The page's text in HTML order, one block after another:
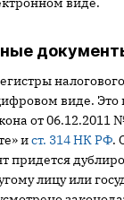
виде. Это
от 06.12.2011
ист. 314 НК РФ.
придется
лицу или